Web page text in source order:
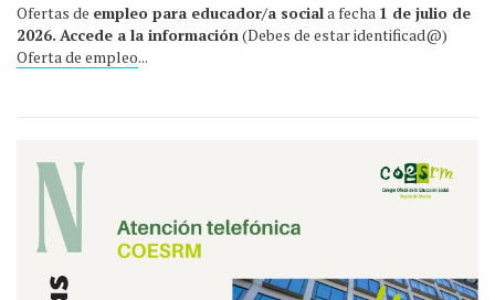
Ofertas de empleo para educador/a sociala fecha 1 de julio de
2026. Accede a la información (Debes de estar identificad@)
Oferta de empleo...